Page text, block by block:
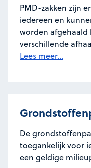
PMD-zakken zijn
iedereen en
worden afgehaald
verschillende
Lees meer...
De
toegankelijk voor
een geldige